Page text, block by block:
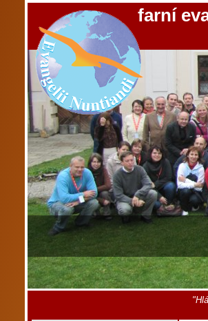
farní